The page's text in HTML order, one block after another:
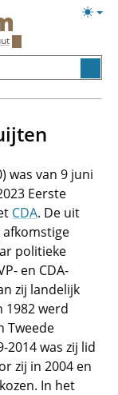
was van 9 juni
Eerste
CDA. De uit
politieke
en CDA-
zij landelijk
1982 werd
Tweede
2014 was zij lid
zij in 2004 en
In het